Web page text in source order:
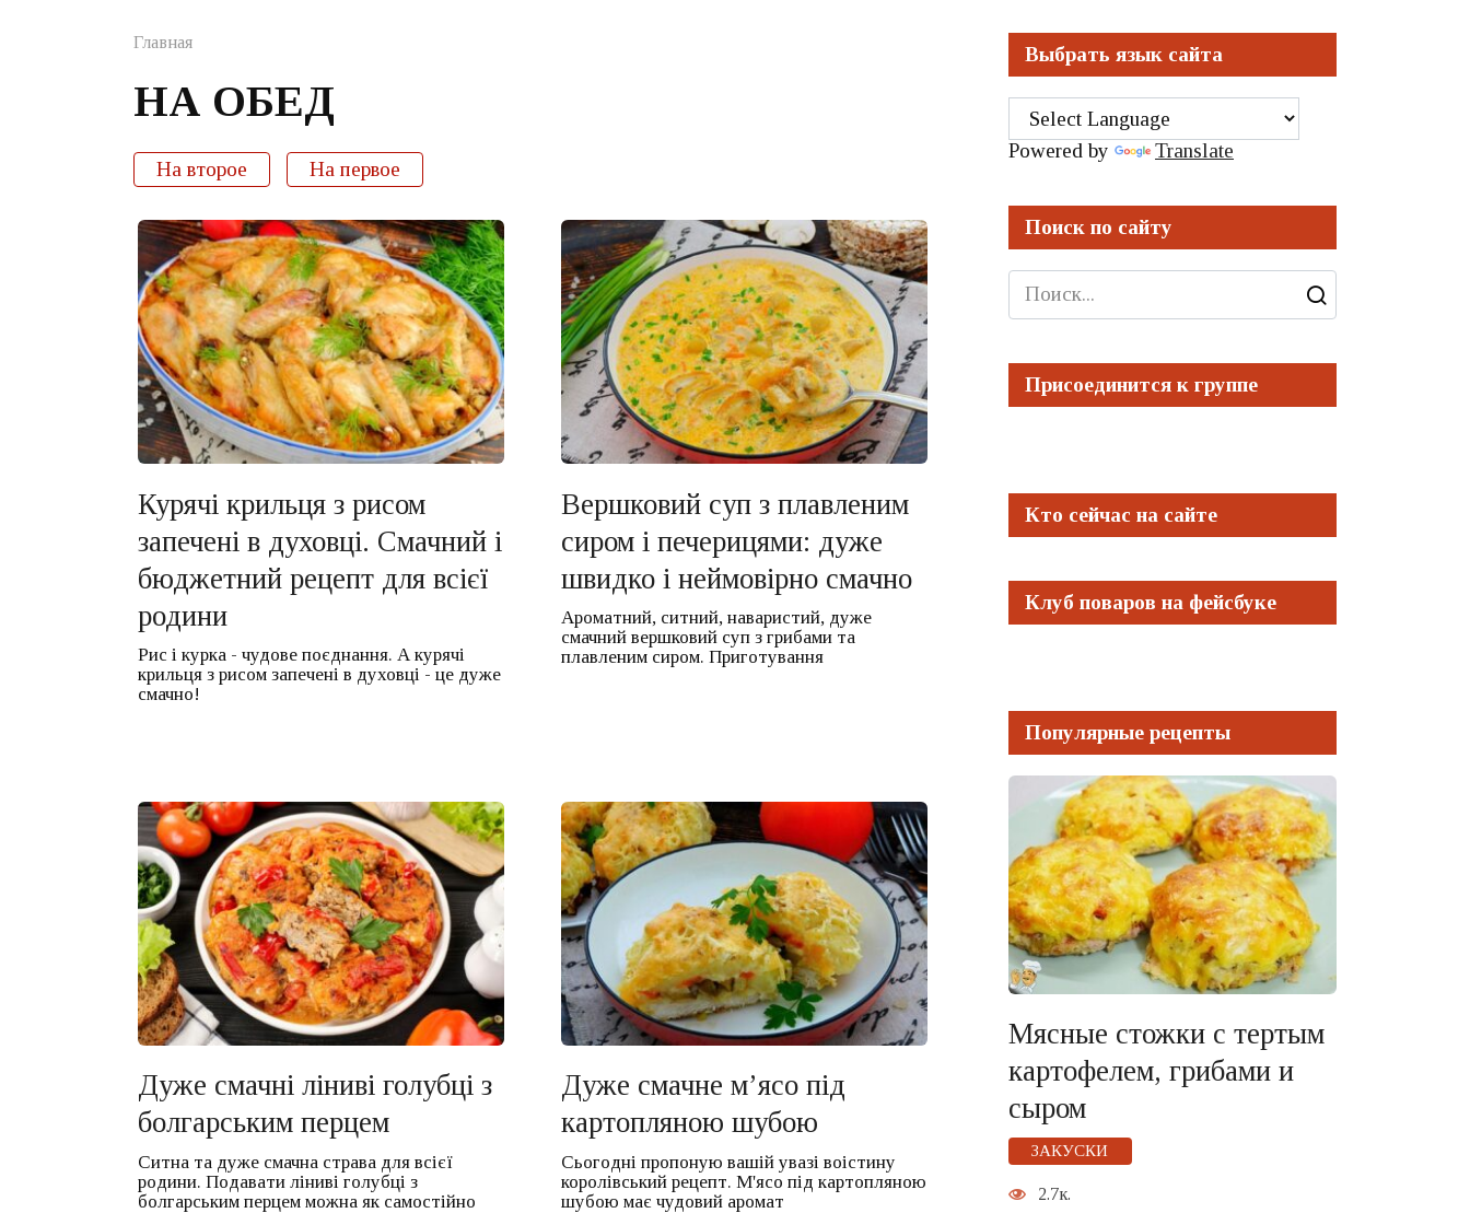
Главная
НА ОБЕД
На второе На первое
Курячі крильця з рисом
запечені в духовці. Смачний і
бюджетний рецепт для всієї
родини
Рис і курка - чудове поєднання. А курячі
крильця з рисом запечені в духовці - це дуже
смачно!
Вершковий суп з плавленим
сиром і печерицями: дуже
швидко і неймовірно смачно
Ароматний, ситний, наваристий, дуже
смачний вершковий суп з грибами та
плавленим сиром. Приготування
Дуже смачні ліниві голубці з
болгарським перцем
Ситна та дуже смачна страва для всієї
родини. Подавати ліниві голубці з
болгарським перцем можна як самостійно
Дуже смачне м’ясо під
картопляною шубою
Сьогодні пропоную вашій увазі воістину
королівський рецепт. М'ясо під картопляною
шубою має чудовий аромат
Выбрать язык сайта
Powered by Translate
Поиск по сайту
Search
for:
Присоединится к группе
Кто сейчас на сайте
Клуб поваров на фейсбуке
Популярные рецепты
Мясные стожки с тертым
картофелем, грибами и
сыром
ЗАКУСКИ
2.7к.